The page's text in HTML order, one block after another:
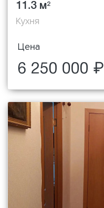
11.3 м2
Кухня
Цена
6 250 000 ₽